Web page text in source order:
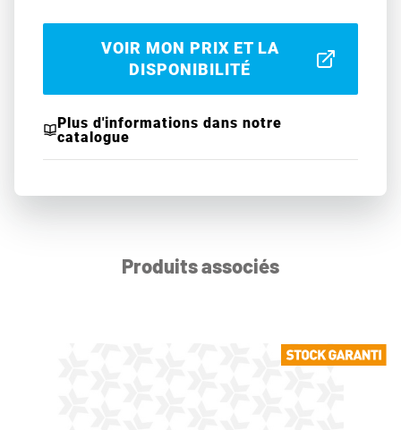
VOIR MON PRIX ET LA
DISPONIBILITÉ
Plus d'informations dans notre
catalogue
Produits associés